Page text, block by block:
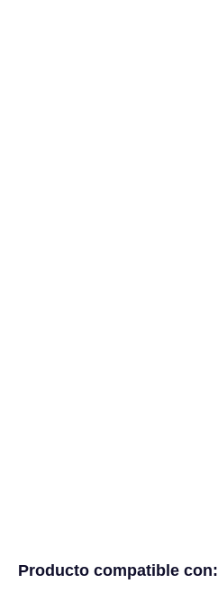
Producto compatible con: